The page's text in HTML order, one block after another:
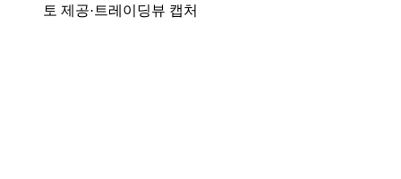
토 제공·트레이딩뷰 캡처